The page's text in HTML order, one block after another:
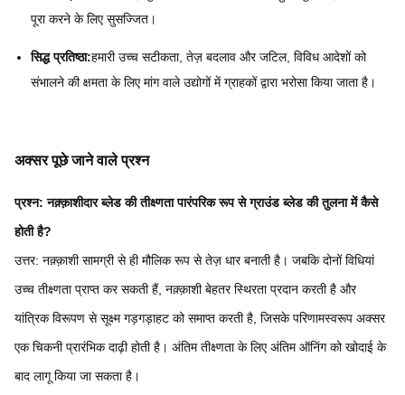
पूरा करने के लिए सुसज्जित।
सिद्ध प्रतिष्ठा:हमारी उच्च सटीकता, तेज़ बदलाव और जटिल, विविध आदेशों को
संभालने की क्षमता के लिए मांग वाले उद्योगों में ग्राहकों द्वारा भरोसा किया जाता है।
अक्सर पूछे जाने वाले प्रश्न
प्रश्न: नक़्क़ाशीदार ब्लेड की तीक्ष्णता पारंपरिक रूप से ग्राउंड ब्लेड की तुलना में कैसे
होती है?
उत्तर: नक़्क़ाशी सामग्री से ही मौलिक रूप से तेज़ धार बनाती है। जबकि दोनों विधियां
उच्च तीक्ष्णता प्राप्त कर सकती हैं, नक़्क़ाशी बेहतर स्थिरता प्रदान करती है और
यांत्रिक विरूपण से सूक्ष्म गड़गड़ाहट को समाप्त करती है, जिसके परिणामस्वरूप अक्सर
एक चिकनी प्रारंभिक दाढ़ी होती है। अंतिम तीक्ष्णता के लिए अंतिम ऑनिंग को खोदाई के
बाद लागू किया जा सकता है।